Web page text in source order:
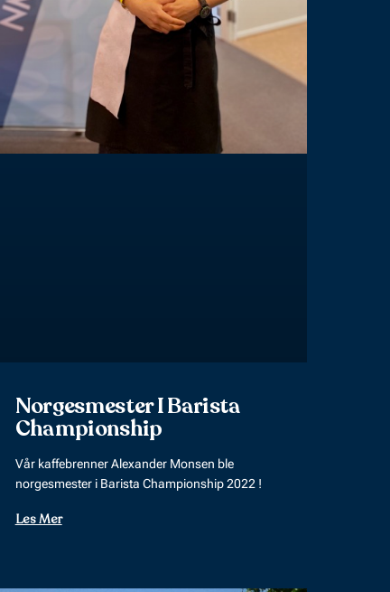
Norgesmester I Barista
Championship
Vår kaffebrenner Alexander Monsen ble
norgesmester i Barista Championship 2022 !
Les Mer